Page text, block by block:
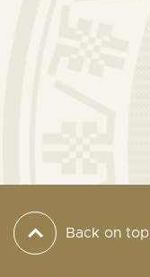
Back on top